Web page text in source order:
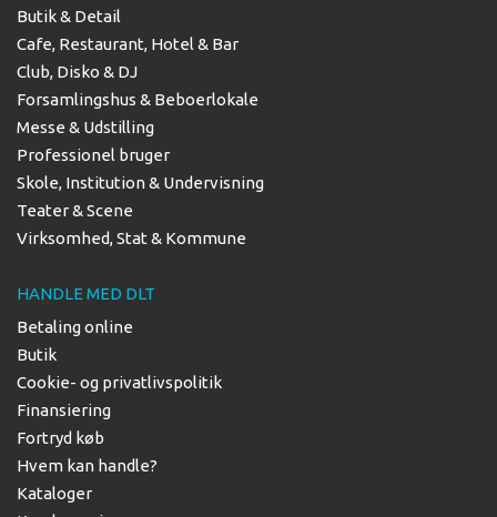
Butik & Detail
Cafe, Restaurant, Hotel & Bar
Club, Disko & DJ
Forsamlingshus & Beboerlokale
Messe & Udstilling
Professionel bruger
Skole, Institution & Undervisning
Teater & Scene
Virksomhed, Stat & Kommune
HANDLE MED DLT
Betaling online
Butik
Cookie- og privatlivspolitik
Finansiering
Fortryd køb
Hvem kan handle?
Kataloger